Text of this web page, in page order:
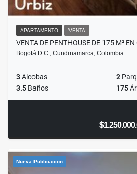
APARTAMENTO VENTA
VENTA DE PENTHOUSE DE 175 M²
Bogotá D.C., Cundinamarca, Colombia
3Alcobas 2
3.5 Baños 175
Nueva Publicacion